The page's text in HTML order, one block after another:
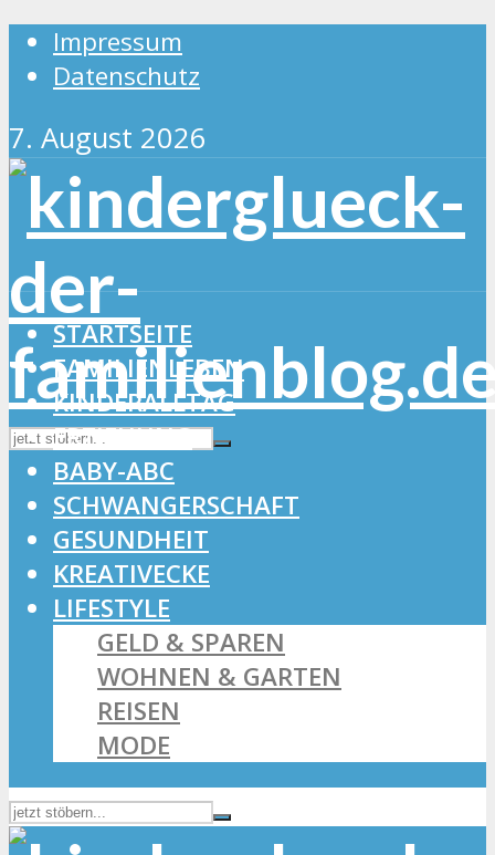
Impressum
Datenschutz
7. August 2026
STARTSEITE
FAMILIENLEBEN
KINDERALLTAG
ERZIEHUNG
BABY-ABC
SCHWANGERSCHAFT
GESUNDHEIT
KREATIVECKE
LIFESTYLE
GELD & SPAREN
WOHNEN & GARTEN
REISEN
MODE